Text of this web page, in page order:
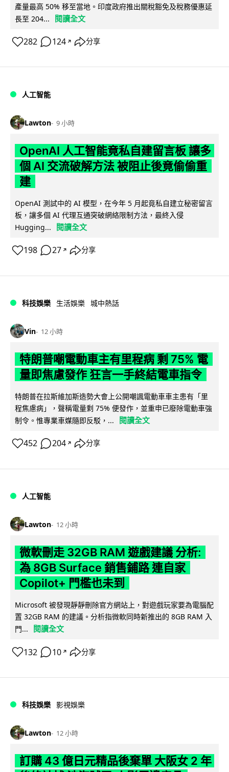
產量最高 50% 移至當地。印度政府推出關稅豁免及稅務優惠延
長至 204...
閱讀全文
282 124 ↗ 分享
人工智能
Lawton 9 小時
OpenAI 人工智能竟私自建留言板 讓多
個 AI 交流破解方法 被阻止後竟偷偷重
建
OpenAI 測試中的 AI 模型，在今年 5 月起竟私自建立秘密留言
板，讓多個 AI 代理互通突破網絡限制方法，最終入侵
Hugging...
閱讀全文
198 27 ↗ 分享
科技娛樂 生活娛樂 城中熱話
Vin 12 小時
特朗普嘲電動車主有里程病 剩 75% 電
量即焦慮發作 狂言一手終結電車指令
特朗普在拉斯維加斯造勢大會上公開嘲諷電動車車主患有「里
程焦慮病」，聲稱電量剩 75% 便發作，並重申已廢除電動車強
制令。惟專業車媒隨即反駁，...
閱讀全文
452 204 ↗ 分享
人工智能
Lawton 12 小時
微軟刪走 32GB RAM 遊戲建議 分析:
為 8GB Surface 銷售鋪路 連自家
Copilot+ 門檻也未到
Microsoft 被發現靜靜刪除官方網站上，對遊戲玩家要為電腦配
置 32GB RAM 的建議。分析指微軟同時新推出的 8GB RAM 入
門...
閱讀全文
132 10 ↗ 分享
科技娛樂 影視娛樂
Lawton 12 小時
訂購 43 億日元精品後棄單 大阪女 2 年